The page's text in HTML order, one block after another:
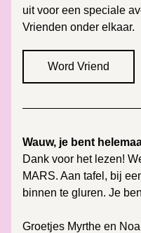
uit voor een speciale
Vrienden onder elkaar.
Word Vriend
Wauw, je bent
Dank voor het lezen!
MARS. Aan tafel, bij
binnen te gluren. Je
Groetjes Myrthe en Noa